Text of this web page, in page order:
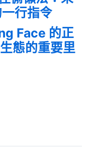
行指令
Face 的正
態的重要里